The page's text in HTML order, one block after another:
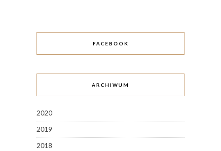
FACEBOOK
ARCHIWUM
2020
2019
2018